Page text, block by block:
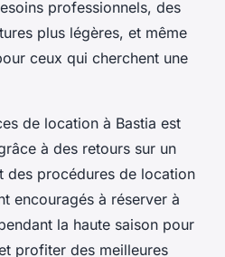
professionnels, des
plus légères, et même
ceux qui cherchent une
de location à Bastia est
à des retours sur un
des procédures de location
encouragés à réserver à
la haute saison pour
profiter des meilleures